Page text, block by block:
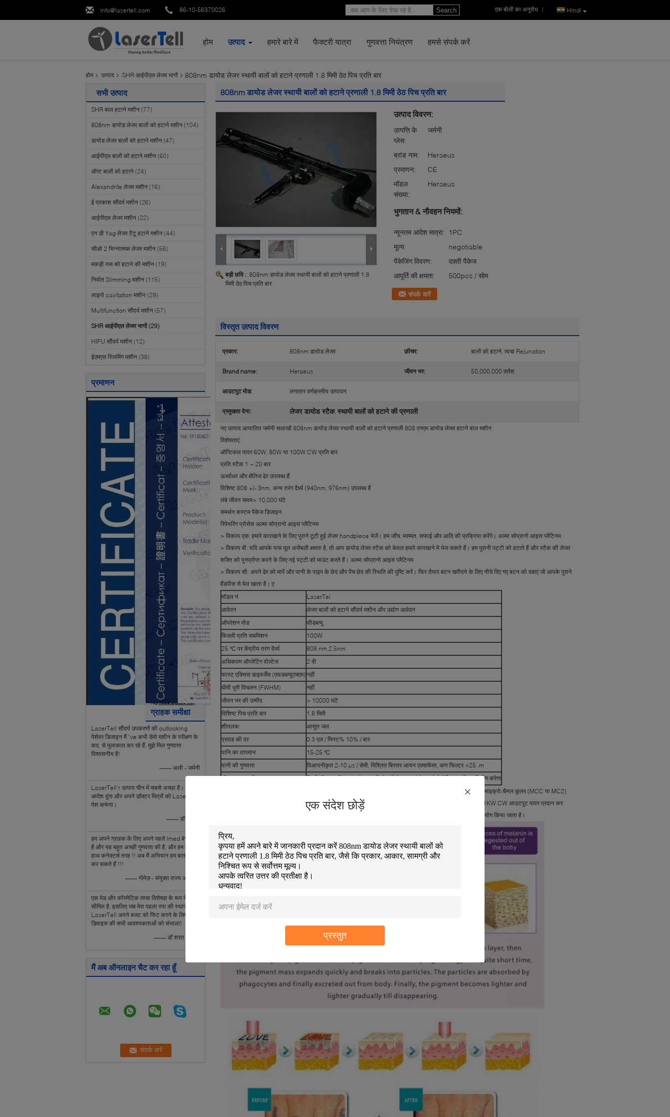
एक संदेश छोड़ें
प्रस्तुत
info@lasertell.com 86-10-56370026 Hindi
एक बोली का अनुरोध |
Search
होम उत्पाद हमारे बारे में फैक्टरी यात्रा गुणवत्ता नियंत्रण हमसे संपर्क करें
होम उत्पाद SHR आईपीएल लेजर भागों 808nm डायोड लेजर स्थायी बालों को हटाने प्रणाली 1.8 मिमी ठेठ पिच प्रति बार
सभी उत्पाद
SHR बाल हटाने मशीन (77)
808nm डायोड लेजर बालों को हटाने मशीन (104)
डायोड लेजर बालों को हटाने मशीन (47)
आईपीएल बालों को हटाने मशीन (60)
ऑप्ट बालों को हटाने (24)
Alexandrite लेजर मशीन (16)
ई प्रकाश सौंदर्य मशीन (26)
आईपीएल लेजर मशीन (22)
एन डी Yag लेजर टैटू हटाने मशीन (44)
सीओ 2 भिन्नात्मक लेजर मशीन (56)
मकड़ी नस को हटाने की मशीन (19)
निर्वात Slimming मशीन (115)
लाइपो cavitation मशीन (29)
Multifunction सौंदर्य मशीन (57)
SHR आईपीएल लेजर भागों (29)
HIFU सौंदर्य मशीन (12)
ईएमएस स्लिमिंग मशीन (38)
प्रमाणन
ग्राहक समीक्षा
LaserTell सौंदर्य उपकरणों की outlooking
पेशेवर डिजाइन मैं `ve कभी डेमो मशीन के परीक्षण के
बाद, से मुलाकात कर रहे हैं, मुझे मिल गुणवत्ता
विश्वसनीय है!
—— अली - जर्मनी
LaserTell'r उत्पाद चीन में सबसे अच्छा है। मैं और
आदेश दूंगा और अपने डॉक्टर मित्रों को LaserTell
पेश करूंगा।
—— डॉ अहमद
हम अपने ग्राहक के लिए अपने पहले Imed बेच दिया
है और यह बहुत अच्छी गुणवत्ता की है, और हम बेहतर
हाथ कनेक्टर्स तरह !! अब मैं अभियान हम बात शुरू
कर सकते हैं !!!
—— गोमेज़ - संयुक्त राज्य अमेरिका
एक मेड और कॉस्मेटिक त्वचा विशेषज्ञ के रूप में, समय
सीमित है, इसलिए जब मेरा पहला स्पा की स्थापना,
LaserTell अपने बजट को फिट करने के लिए
डिवाइस की सभी आवश्यकताओं को संभाला!
—— डॉ शरत - भारत
मैं अब ऑनलाइन चैट कर रहा हूँ
808nm डायोड लेजर स्थायी बालों को हटाने प्रणाली 1.8 मिमी ठेठ पिच प्रति बार
बड़ी छवि : 808nm डायोड लेजर स्थायी बालों को हटाने प्रणाली 1.8
मिमी ठेठ पिच प्रति बार
उत्पाद विवरण:
उत्पत्ति के
प्लेस:
जर्मनी
ब्रांड नाम:
Heraeus
प्रमाणन:
CE
मॉडल
संख्या:
Heraeus
भुगतान & नौवहन नियमों:
न्यूनतम आदेश मात्रा: 1PC
मूल्य:
negotiable
पैकेजिंग विवरण:
दफ़्ती पैकेज
आपूर्ति की क्षमता:
500pcs / सोम
संपर्क करें
विस्तृत उत्पाद विवरण
प्रकार: 808nm डायोड लेजर फ़ीचर: बालों को हटाने, त्वचा Rejunation
Brand name: Heraeus जीवन भर: 50,000,000 फ़्लैश
आउटपुट मोड: लगातार वर्णक्रमीय उत्पादन
प्रमुखता देना: लेजर डायोड स्टैक, स्थायी बालों को हटाने की प्रणाली
नए उत्पाद आयातित जर्मनी सलाखों 808nm डायोड लेजर स्थायी बालों को हटाने प्रणाली 808 एनएम डायोड लेजर हटाने बाल मशीन
विशेषताएं:
ऑप्टिकल पावर 60W, 80W या 100W CW प्रति बार
प्रति स्टैक 1 ~ 20 बार
ऊर्ध्वाधर और क्षैतिज ढेर उपलब्ध हैं
विशिष्ट 808 +/- 3nm, अन्य तरंग दैर्ध्य (940nm, 976nm) उपलब्ध हैं
लंबे जीवन समय> 10,000 घंटे
समर्थन कस्टम पैकेज डिजाइन
रिपेयरिंग प्रोसेस अल्मा सोप्रानो आइस प्लैटिनम
> विकल्प एक: हमारे कारखाने के लिए पुराने टूटी हुई लेजर handpiece भेजें। हम जाँच, मरम्मत, सफाई और आदि की प्रक्रिया करेंगे। अल्मा सोप्रानो आइस प्लैटिनम
> विकल्प बी: यदि आपके पास मूल असेंबली क्षमता है, तो आप डायोड लेजर स्टैक को केवल हमारे कारखाने में भेज सकते हैं। हम पुरानी पट्टी को हटाते हैं और स्टैक की लेजर
शक्ति को पुनर्प्राप्त करने के लिए नई पट्टी को माउंट करते हैं। अल्मा सोप्रानो आइस प्लैटिनम
> विकल्प सी: अपने ढेर को मापें और पानी के पाइप के छेद और पेंच छेद की स्थिति की पुष्टि करें। फिर तैयार बटन खरीदने के लिए नीचे दिए गए बटन को दबाएं जो आपके पुराने
हैंडपीस से मेल खाता है। ए
मॉडल नं
LaserTel
आवेदन
लेजर बालों को हटाने सौंदर्य मशीन और उद्योग आवेदन
ऑपरेशन मोड
सीडब्ल्यू
बिजली प्रति सबमिशन
100W
25 ℃ पर केंद्रीय तरंग दैर्ध्य
808 nm 2.5nm
अधिकतम ऑपरेटिंग वोल्टेज
2 वी
फास्ट एक्सिस डाइवर्जेंस (एफडब्ल्यूएचएम)नहीं
धीमी धुरी विचलन (FWHM)
नहीं
जीवन भर की उम्मीद
> 10000 घंटे
विशिष्ट पिच प्रति बार
1.8 मिमी
शीतलक:
आसुत जल
प्रवाह की दर
0.3 एल / मिनट% 10% / बार
पानि का तापमान
15-25 ℃
पानी की गुणवत्ता
विआयनीकृत 2-10 µs / सेमी, मिश्रित बिस्तर आयन एक्सचेंजर, कण फिल्टर <25 .m
शीतलन प्रणाली
किसी भी सामग्री का उपयोग न करें जो तांबे के साथ संयोजन से गैल्वेनिक तत्वों का निर्माण करेगा
माइक्रो-चैनल कूलर पैकेज (MCCP) को 60W और 80W तक की उच्च शक्ति CW डायोड बार के लिए डिज़ाइन किया गया है। माइक्रो-चैनल कूलर (MCC या MC2)
एक उच्च दक्षता वाला हीट-एक्सचेंज हीटसिंक है। ये MCCP पैकेज, इंडस्ट्री के लिए सीधे हीट ट्रीटमेंट के लिए सिंगल स्टैक से> 1KW CW आउटपुट पावर प्रदान कर
सकता है, जैसे मेटल हार्डनिंग, लेजर क्लैडिंग, वेल्डिंग और आदि। इसे बालों को हटाने वाले अनुप्रयोगों के लिए भी व्यापक रूप से उपयोग किया जाता है।